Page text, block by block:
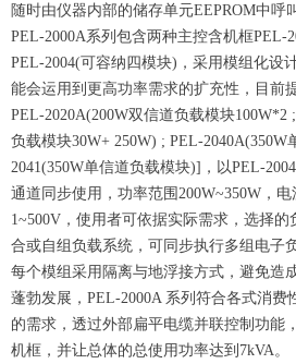
随时由仪器内部的储存单元EEPROM中呼
PEL-2000A系列包含两种主控含机框PEL-
PEL-2004(可容纳四模块)，采用模组化设
能会运用到更高功率需求的扩充性，目前
PEL-2020A(200W双信道负载模块100W*2
负载模块30W+ 250W) ; PEL-
2041(350W单信道负载模块)]，以PEL-
通道同步使用，功率范围200W~350W，
1~500V，使用者可依据实际需求，选择的
合或自组负载系统，可同步执行多组电子
每个模组采用隔离与地浮接方式，避免造
蓬勃发展，PEL-2000A 系列符合各式消费
的需求，透过外部扁平电缆并联控制功能
机框，并让总体的总使用功率达到7kVA。